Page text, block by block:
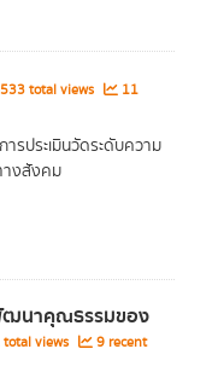
total views
11
รประเมินวัดระดับความ
งสังคม
ฒนาคุณธรรมของ
views
9 recent